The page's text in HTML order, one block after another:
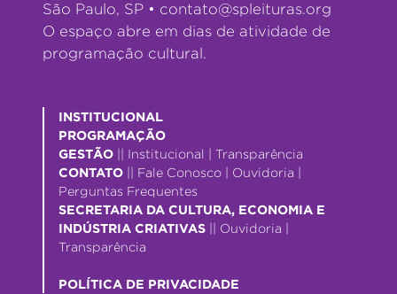
São Paulo, SP • contato@spleituras.org
O espaço abre em dias de atividade de
programação cultural.
INSTITUCIONAL
PROGRAMAÇÃO
GESTÃO
Institucional
Transparência
CONTATO
Fale Conosco Ouvidoria
Perguntas Frequentes
SECRETARIA DA CULTURA, ECONOMIA E
INDÚSTRIA CRIATIVAS
Ouvidoria
Transparência
POLÍTICA DE PRIVACIDADE